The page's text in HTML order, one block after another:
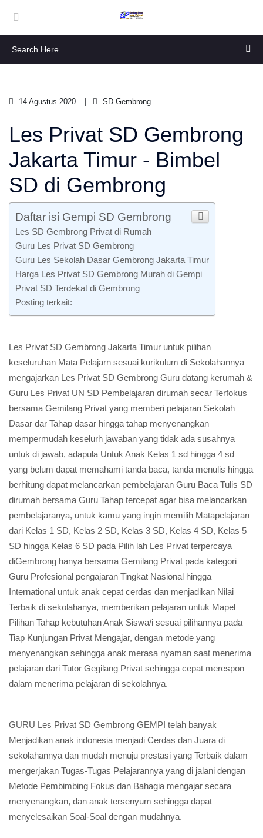
14 Agustus 2020 SD Gembrong
Les Privat SD Gembrong
Jakarta Timur - Bimbel
SD di Gembrong
Daftar isi Gempi SD Gembrong
Les SD Gembrong Privat di Rumah
Guru Les Privat SD Gembrong
Guru Les Sekolah Dasar Gembrong Jakarta Timur
Harga Les Privat SD Gembrong Murah di Gempi
Privat SD Terdekat di Gembrong
Posting terkait:
Les Privat SD Gembrong Jakarta Timur untuk pilihan
keseluruhan Mata Pelajarn sesuai kurikulum di Sekolahannya
mengajarkan Les Privat SD Gembrong Guru datang kerumah &
Guru Les Privat UN SD Pembelajaran dirumah secar Terfokus
bersama Gemilang Privat yang memberi pelajaran Sekolah
Dasar dar Tahap dasar hingga tahap menyenangkan
mempermudah keselurh jawaban yang tidak ada susahnya
untuk di jawab, adapula Untuk Anak Kelas 1 sd hingga 4 sd
yang belum dapat memahami tanda baca, tanda menulis hingga
berhitung dapat melancarkan pembelajaran Guru Baca Tulis SD
dirumah bersama Guru Tahap tercepat agar bisa melancarkan
pembelajaranya, untuk kamu yang ingin memilih Matapelajaran
dari Kelas 1 SD, Kelas 2 SD, Kelas 3 SD, Kelas 4 SD, Kelas 5
SD hingga Kelas 6 SD pada Pilih lah Les Privat terpercaya
diGembrong hanya bersama Gemilang Privat pada kategori
Guru Profesional pengajaran Tingkat Nasional hingga
International untuk anak cepat cerdas dan menjadikan Nilai
Terbaik di sekolahanya, memberikan pelajaran untuk Mapel
Pilihan Tahap kebutuhan Anak Siswa/i sesuai pilihannya pada
Tiap Kunjungan Privat Mengajar, dengan metode yang
menyenangkan sehingga anak merasa nyaman saat menerima
pelajaran dari Tutor Gegilang Privat sehingga cepat merespon
dalam menerima pelajaran di sekolahnya.
GURU Les Privat SD Gembrong GEMPI telah banyak
Menjadikan anak indonesia menjadi Cerdas dan Juara di
sekolahannya dan mudah menuju prestasi yang Terbaik dalam
mengerjakan Tugas-Tugas Pelajarannya yang di jalani dengan
Metode Pembimbing Fokus dan Bahagia mengajar secara
menyenangkan, dan anak tersenyum sehingga dapat
menyelesaikan Soal-Soal dengan mudahnya.